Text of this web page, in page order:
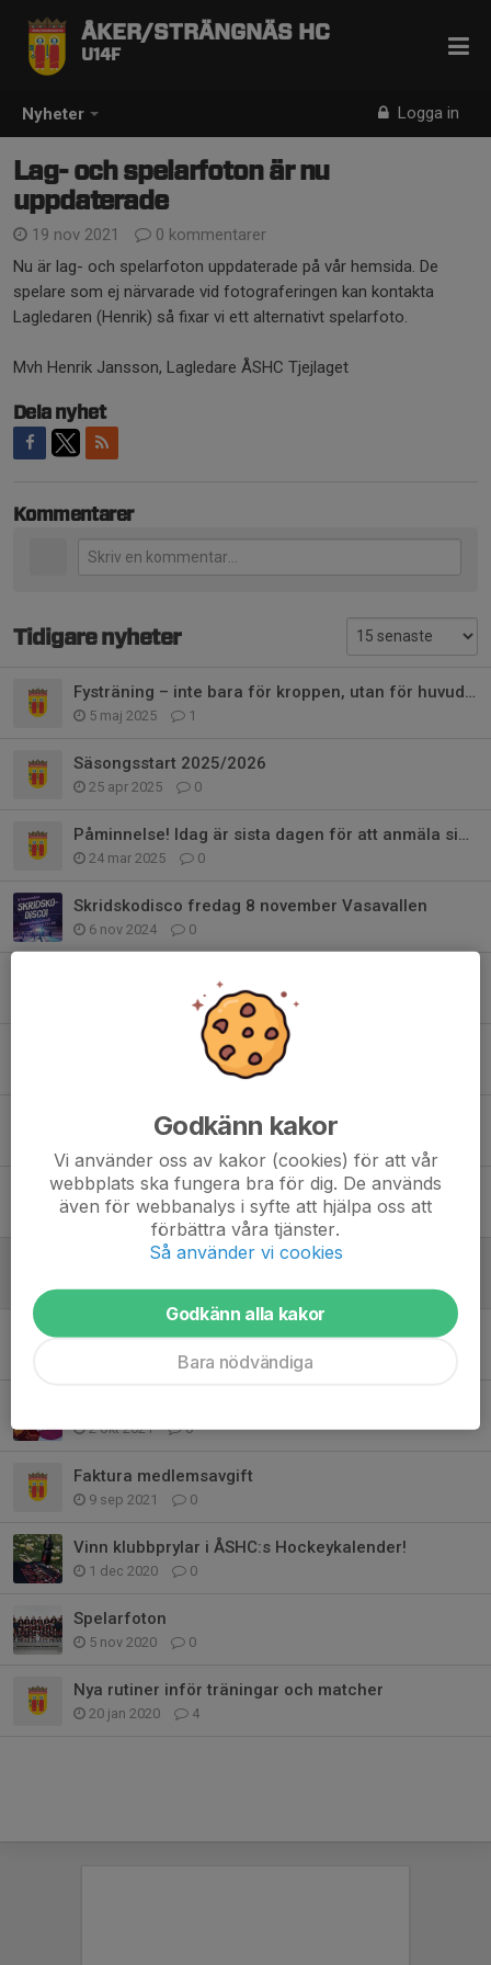
Nyheter Logga in
ÅKER/STRÄNGNÄS HC
U14F
Lag- och spelarfoton är nu
uppdaterade
19 nov 2021
0 kommentarer
Nu är lag- och spelarfoton uppdaterade på vår hemsida. De
spelare som ej närvarade vid fotograferingen kan kontakta
Lagledaren (Henrik) så fixar vi ett alternativt spelarfoto.
Mvh Henrik Jansson, Lagledare ÅSHC Tjejlaget
Dela nyhet
Kommentarer
Tidigare nyheter
Fysträning – inte bara för kroppen, utan för huvudet
5 maj 2025 1
Säsongsstart 2025/2026
25 apr 2025 0
Påminnelse! Idag är sista dagen för att anmäla sig till avslutningen!
24 mar 2025 0
Skridskodisco fredag 8 november Vasavallen
6 nov 2024 0
0
Rekryteringspass!
Hejarklack till A-lagets hemmamatcher
Alron sponsrar Tjejlaget säsongen 22/23
17 nov 2022 2
Lag- och spelarfoton är nu uppdaterade
19 nov 2021 0
Tjejlagets sponsorer säsongen 21/22
1
2 okt 2021 0
Faktura medlemsavgift
9 sep 2021 0
Vinn klubbprylar i ÅSHC:s Hockeykalender!
1 dec 2020 0
Spelarfoton
5 nov 2020 0
Nya rutiner inför träningar och matcher
20 jan 2020 4
Godkänn kakor
Vi använder oss av kakor (cookies) för att vår
webbplats ska fungera bra för dig. De används
även för webbanalys i syfte att hjälpa oss att
förbättra våra tjänster.
Så använder vi cookies
Godkänn alla kakor
Bara nödvändiga